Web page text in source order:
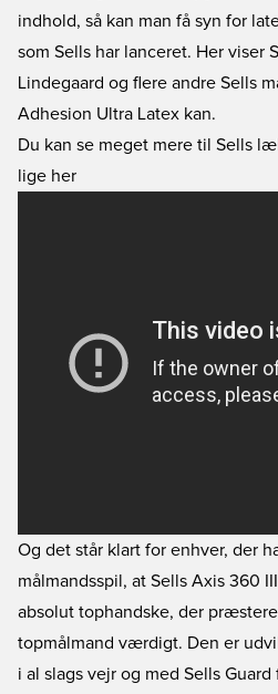
indhold, så kan man få syn for
som Sells har lanceret. Her viser
Lindegaard og flere andre Sells
Adhesion Ultra Latex kan.
Du kan se meget mere til Sells
lige her
Og det står klart for enhver, der
målmandsspil, at Sells Axis 360
absolut tophandske, der
topmålmand værdigt. Den er
i al slags vejr og med Sells